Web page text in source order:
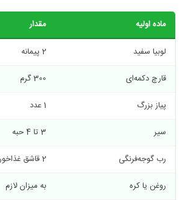
ماده اولیه مقدار
لوبیا سفید 2 پیمانه
قارچ دکمه‌ای
300گرم
پیاز بزرگ
1عدد
سیر
3 تا 4حبه
رب گوجه‌فرنگی
2قاشق
روغن یا کره
به میزان لازم